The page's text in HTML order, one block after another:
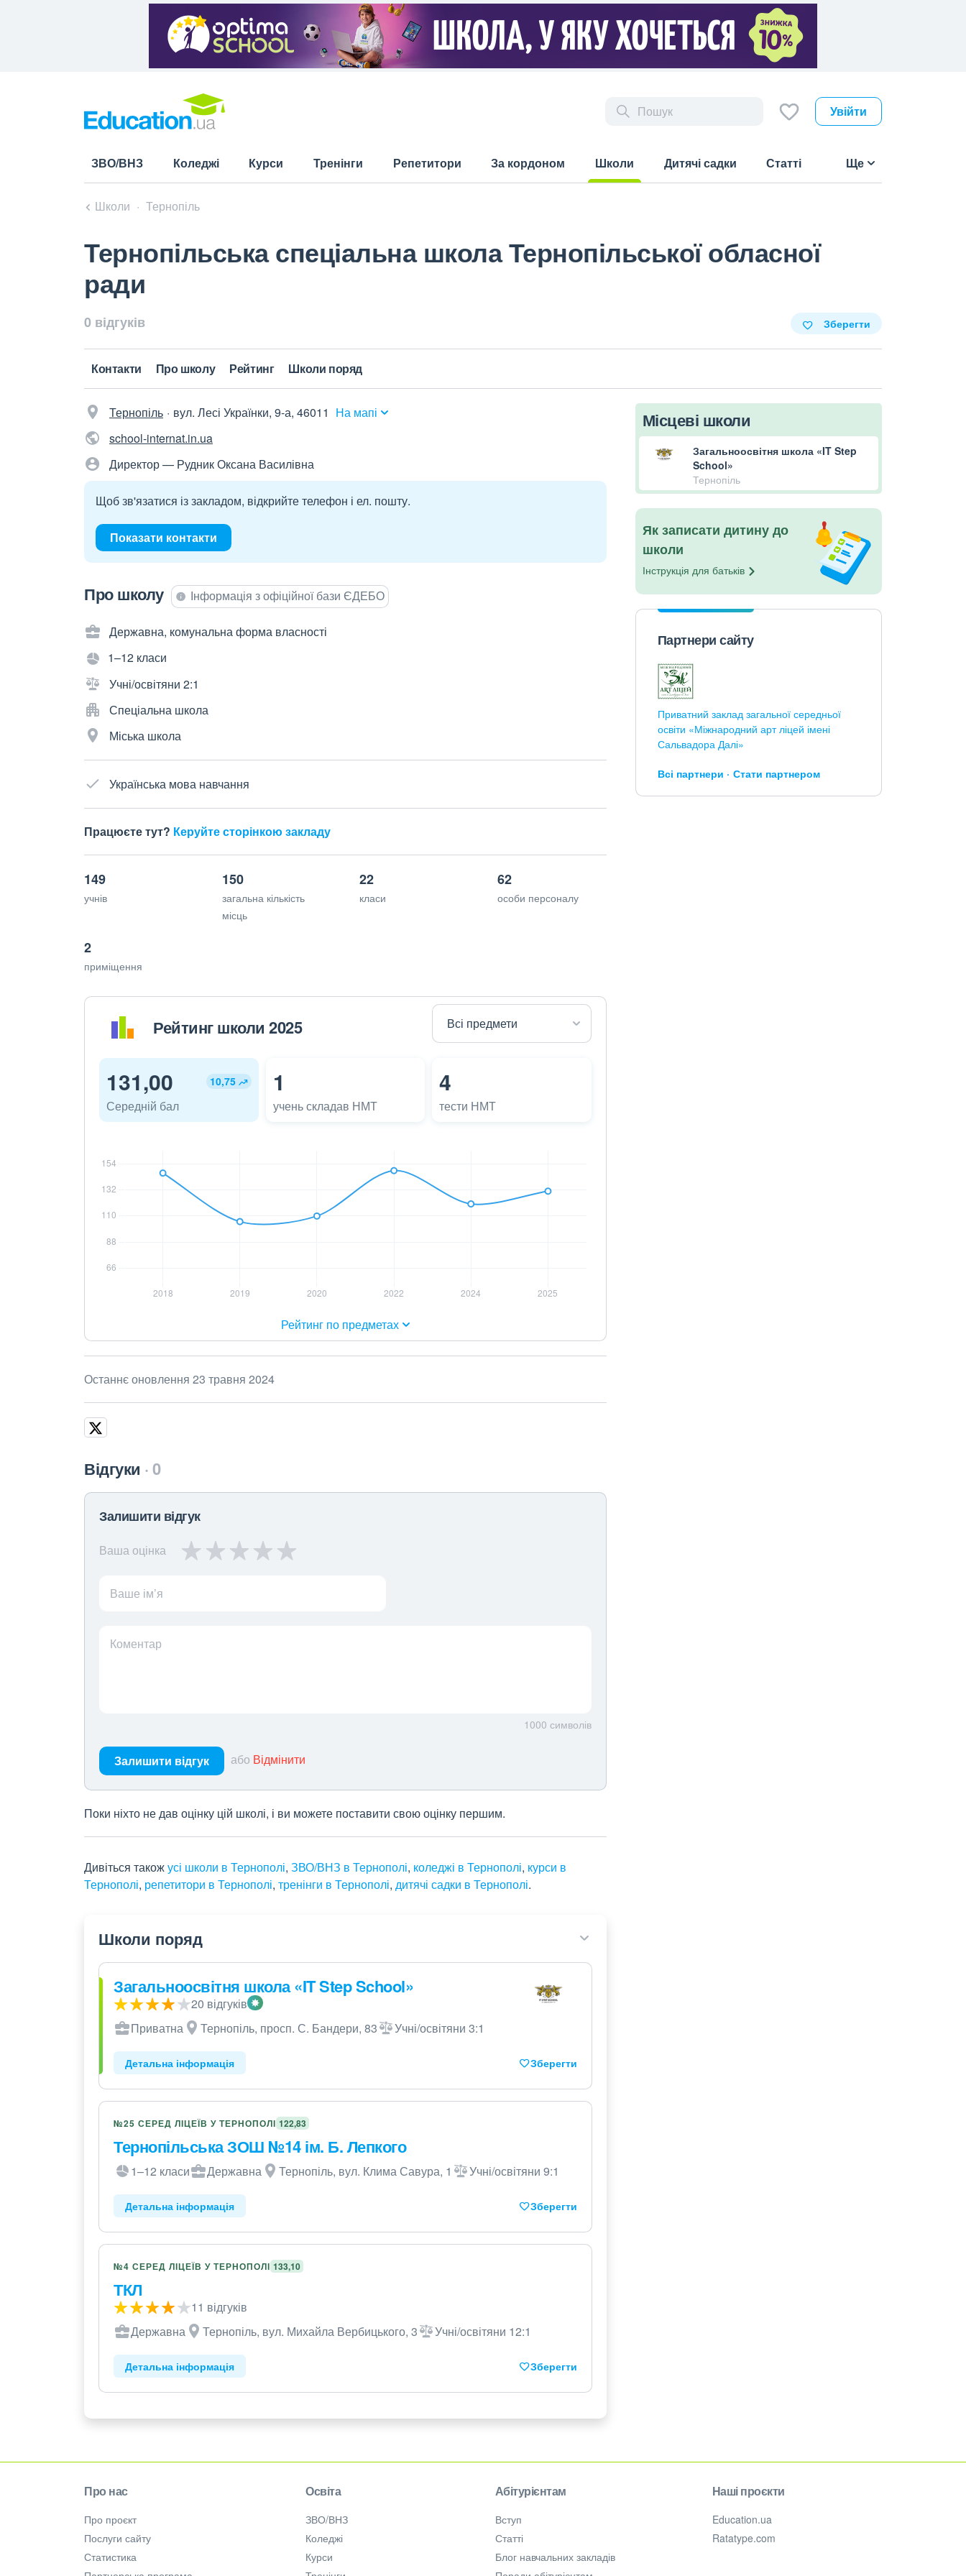
Увійти
ЗВО/ВНЗ Коледжі Курси Тренінги Репетитори За кордоном
Школи
Дитячі садки Статті Ще
Школи Тернопіль
Тернопільська спеціальна школа Тернопільської обласної
ради
0 відгуків Зберегти
Контакти Про школу Рейтинг Школи поряд
Тернопіль вул. Лесі Українки, 9-а, 46011 На мапі
school-internat.in.ua
Директор — Рудник Оксана Василівна
Щоб зв'язатися із закладом, відкрийте телефон і ел. пошту.
Показати контакти
Про школу Інформація з офіційної бази ЄДЕБО
Державна, комунальна форма власності
1–12 класи
Учні/освітяни 2:1
Спеціальна школа
Міська школа
Українська мова навчання
Працюєте тут? Керуйте сторінкою закладу
149
учнів
150
загальна кількість
місць
22
класи
62
особи персоналу
2
приміщення
Рейтинг школи 2025
131,00 10,75
Середній бал
1
учень складав НМТ
4
тести НМТ
Рейтинг по предметах
Останнє оновлення 23 травня 2024
Відгуки 0
Залишити відгук
Ваша оцінка
Ваше ім’я
Коментар
1000 символів
Залишити відгук або Відмінити
Поки ніхто не дав оцінку цій школі, і ви можете поставити свою оцінку першим.
Дивіться такожусі школи в Тернополі, ЗВО/ВНЗ в Тернополі, коледжі в Тернополі, курси в
Тернополі, репетитори в Тернополі, тренінги в Тернополі, дитячі садки в Тернополі.
Школи поряд
Загальноосвітня школа «IT Step School»
20 відгуків
Приватна
Тернопіль, просп. С. Бандери, 83 Учні/освітяни 3:1
Детальна інформація Зберегти
№25 СЕРЕД ЛІЦЕЇВ У ТЕРНОПОЛІ 122,83
Тернопільська ЗОШ №14 ім. Б. Лепкого
1–12 класи Державна Тернопіль, вул. Клима Савура, 1 Учні/освітяни 9:1
Детальна інформація Зберегти
№4 СЕРЕД ЛІЦЕЇВ У ТЕРНОПОЛІ 133,10
ТКЛ
11 відгуків
Державна
Тернопіль, вул. Михайла Вербицького, 3 Учні/освітяни 12:1
Детальна інформація Зберегти
Місцеві школи
Загальноосвітня школа «IT Step
School»
Тернопіль
Як записати дитину до
школи
Інструкція для батьків
Партнери сайту
Приватний заклад загальної середньої
освіти «Міжнародний арт ліцей імені
Сальвадора Далі»
Всі партнери Стати партнером
Про нас
Про проєкт
Послуги сайту
Статистика
Освіта
ЗВО/ВНЗ
Коледжі
Курси
Абітурієнтам
Вступ
Статті
Блог навчальних закладів
Наші проєкти
Education.ua
Ratatype.com